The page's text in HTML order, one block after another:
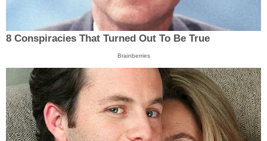
8 Conspiracies That Turned Out To Be True
Brainberries